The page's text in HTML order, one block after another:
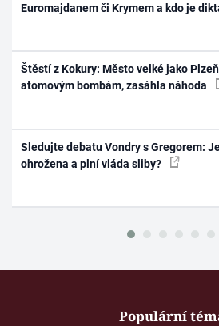
Euromajdanem či Krymem a kdo je
Štěstí z Kokury: Město velké jako
atomovým bombám, zasáhla náhoda
Sledujte debatu Vondry s Gregorem:
ohrožena a plní vláda sliby?
Populární